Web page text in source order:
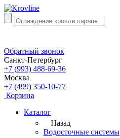
Обратный звонок
Санкт-Петербург
+7 (993) 488-69-36
Москва
+7 (499) 350-10-77
Корзина
Каталог
Назад
Водосточные системы